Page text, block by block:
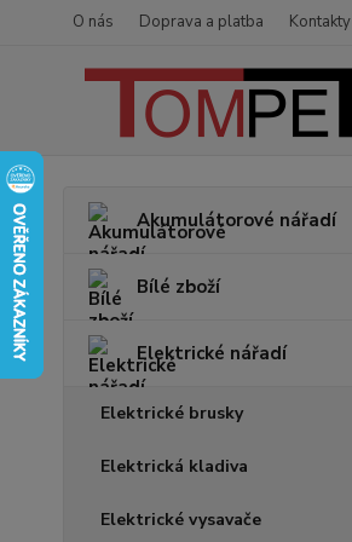
O nás Doprava a platba Kontakty
Akumulátorové nářadí
Bílé zboží
Elektrické nářadí
Elektrické brusky
Elektrická kladiva
Elektrické vysavače